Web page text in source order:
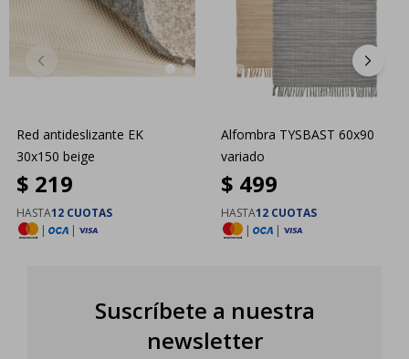
Red antideslizante EK
30x150 beige
$ 219
HASTA12 CUOTAS
|
|
Alfombra TYSBAST 60x90
variado
$ 499
HASTA12 CUOTAS
|
|
Suscríbete a nuestra
newsletter